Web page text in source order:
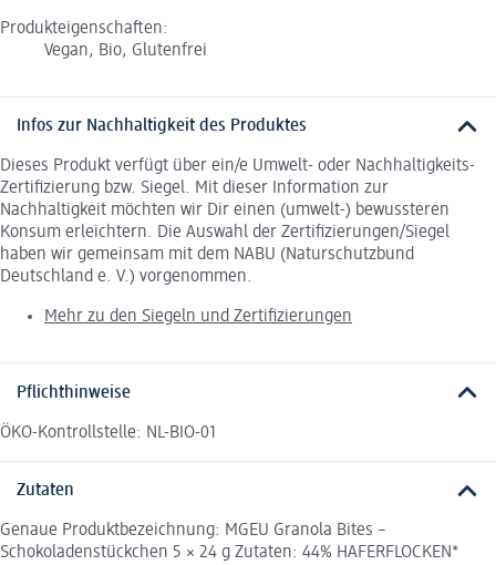
Produkteigenschaften:
Vegan, Bio, Glutenfrei
Infos zur Nachhaltigkeit des Produktes
Dieses Produkt verfügt über ein/e Umwelt- oder Nachhaltigkeits-
Zertifizierung bzw. Siegel. Mit dieser Information zur
Nachhaltigkeit möchten wir Dir einen (umwelt-) bewussteren
Konsum erleichtern. Die Auswahl der Zertifizierungen/Siegel
haben wir gemeinsam mit dem NABU (Naturschutzbund
Deutschland e. V.) vorgenommen.
Mehr zu den Siegeln und Zertifizierungen
Pflichthinweise
ÖKO-Kontrollstelle: NL-BIO-01
Zutaten
Genaue Produktbezeichnung: MGEU Granola Bites –
Schokoladenstückchen 5 × 24 g Zutaten: 44% HAFERFLOCKEN*